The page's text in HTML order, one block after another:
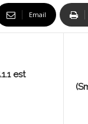
Email
est